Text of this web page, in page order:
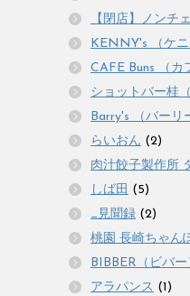
【閉店】ノンチ
KENNY's （ケニ
CAFE Buns （カ
ショットバー桂
Barry's （バーリ
らいおん (2)
肉汁餃子製作所
しば田 (5)
_見聞録 (2)
桃園 長崎ちゃん
BIBBER（ビバ
アラパンス (1)